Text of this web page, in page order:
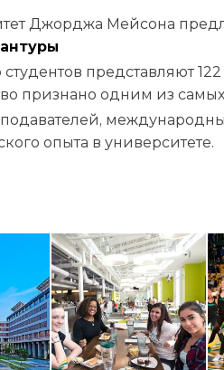
Джорджа Мейсона
студентов представляют
признано одним из самых
опыта в университете.